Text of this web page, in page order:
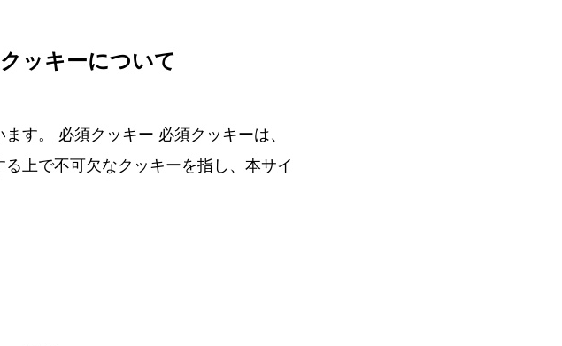
ッキーについて
す。 必須クッキー 必須クッキーは、
上で不可欠なクッキーを指し、本サイ